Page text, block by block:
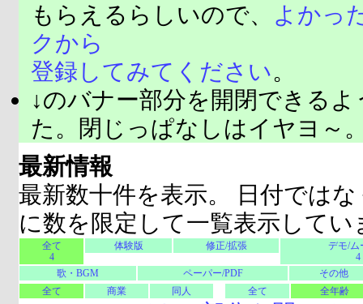
もらえるらしいので、
よかっ
クから
登録してみてください。
↓のバナー部分を開閉できる
た。閉じっぱなしはイヤヨ～
最新情報
最新数十件を表示。 日付では
に数を限定して一覧表示してい
全て
4
体験版 修正/拡張
デモ/ム
4
歌・BGM
ペーパー/PDF
その他
全て
商業 同人 全て 全年齢